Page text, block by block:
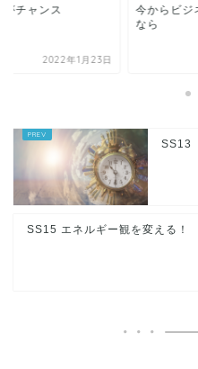
がチャンス
2022年1月23日
今からビジ
なら
SS13
SS15 エネルギー観を変える！